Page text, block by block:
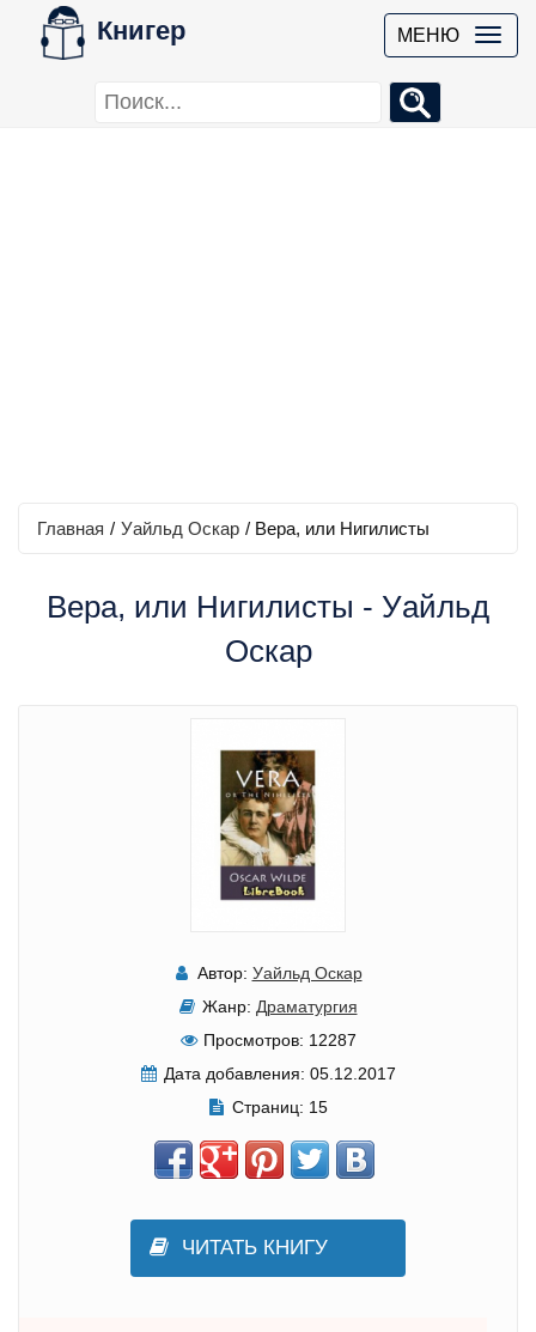
Книгер МЕНЮ
Главная / Уайльд Оскар / Вера, или Нигилисты
Вера, или Нигилисты - Уайльд
Оскар
Автор: Уайльд Оскар
Жанр: Драматургия
Просмотров: 12287
Дата добавления: 05.12.2017
Страниц: 15
ЧИТАТЬ КНИГУ